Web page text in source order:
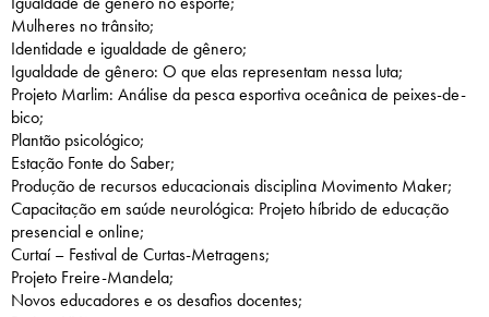
Mulheres no trânsito;
Identidade e igualdade de gênero;
Igualdade de gênero: O que elas representam nessa luta;
Projeto Marlim: Análise da pesca esportiva oceânica de peixes-de-
bico;
Plantão psicológico;
Estação Fonte do Saber;
Produção de recursos educacionais disciplina Movimento Maker;
Capacitação em saúde neurológica: Projeto híbrido de educação
presencial e online;
Curtaí – Festival de Curtas-Metragens;
Projeto Freire-Mandela;
Novos educadores e os desafios docentes;